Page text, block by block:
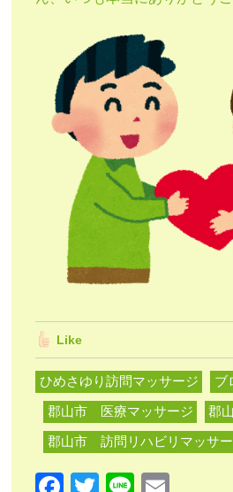
Like
ひめさゆり訪問マッサージ
ブ
郡山市 医療マッサージ
郡
郡山市 訪問リハビリマッサ